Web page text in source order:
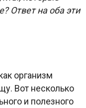
Ответ на оба эти
организм
Вот несколько
и полезного